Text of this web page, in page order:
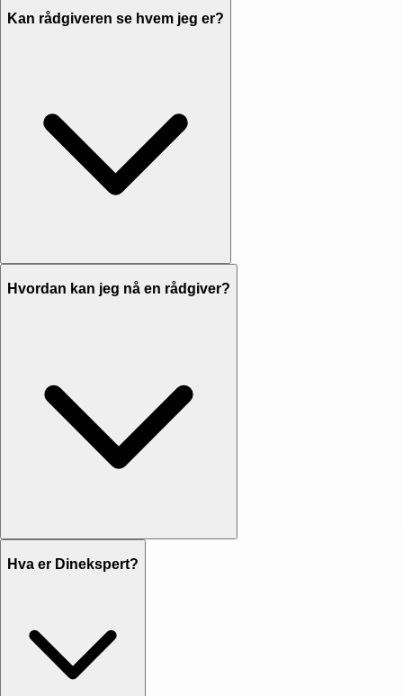
Kan rådgiveren se hvem jeg er?
Hvordan kan jeg nå en rådgiver?
Hva er Dinekspert?